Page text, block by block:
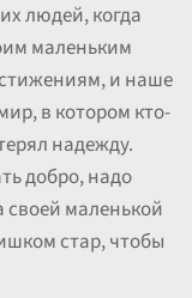
людей, когда
маленьким
и наше
в котором кто-
надежду.
добро, надо
своей маленькой
стар, чтобы